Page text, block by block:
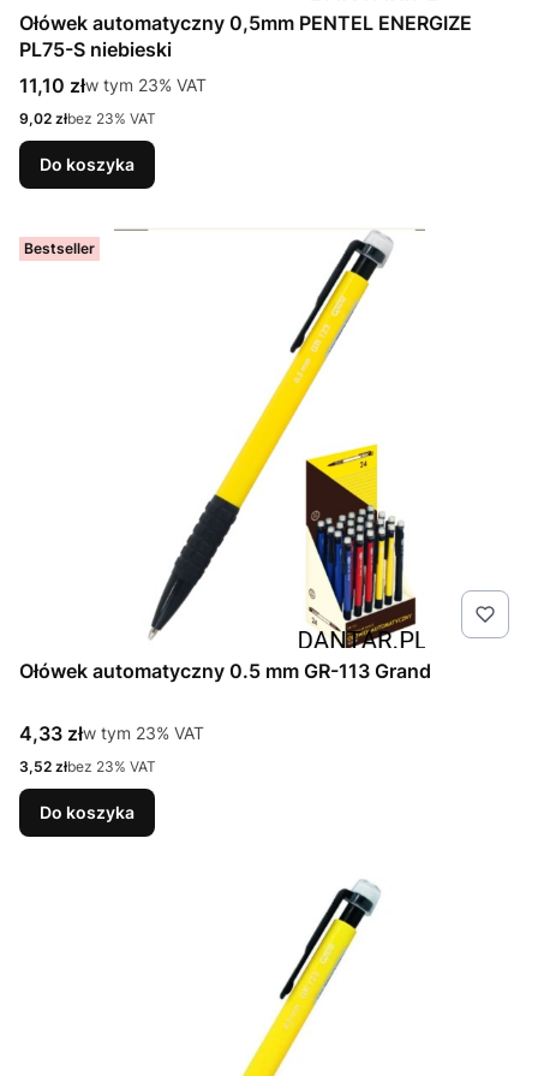
Ołówek automatyczny 0,5mm PENTEL ENERGIZE
PL75-S niebieski
Cena brutto
11,10 złw tym %s VAT
w tym 23% VAT
Cena netto
9,02 złbez 23% VAT
Do koszyka
Bestseller
Ołówek automatyczny 0.5 mm GR-113 Grand
Cena brutto
4,33 złw tym %s VAT
w tym 23% VAT
Cena netto
3,52 złbez 23% VAT
Do koszyka